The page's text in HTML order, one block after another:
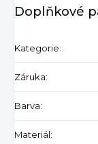
Doplňkové
Kategorie:
Záruka:
Barva:
Materiál: